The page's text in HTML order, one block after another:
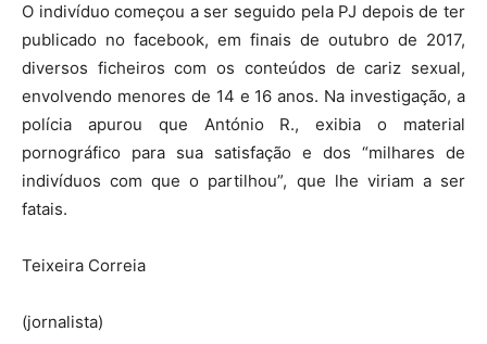
O indivíduo começou a ser seguido pela PJ depois de ter
publicado no facebook, em finais de outubro de 2017,
diversos ficheiros com os conteúdos de cariz sexual,
envolvendo menores de 14 e 16 anos. Na investigação, a
polícia apurou que António R., exibia o material
pornográfico para sua satisfação e dos “milhares de
indivíduos com que o partilhou”, que lhe viriam a ser
fatais.
Teixeira Correia
(jornalista)